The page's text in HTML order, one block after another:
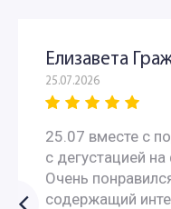
Елизавета
25.07.2026
25.07 вместе с
с дегустацией
Очень
содержащий